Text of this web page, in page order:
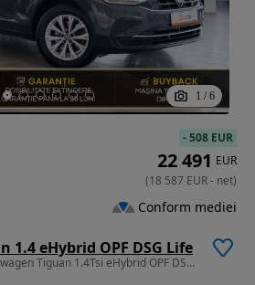
1 / 6
1.4 eHybrid OPF DSG Life
1395 cm3 • 245 CP • Volkswagen Tiguan 1.4Tsi eHybrid OPF DSG Life / ACC / Cameră / Cârlig
-508 EUR
22 491 EUR
(18 587 EUR- net)
Conform mediei